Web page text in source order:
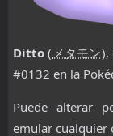
Ditto ( メタモン),
#0132 en la
Puede alterar
emular cualquier